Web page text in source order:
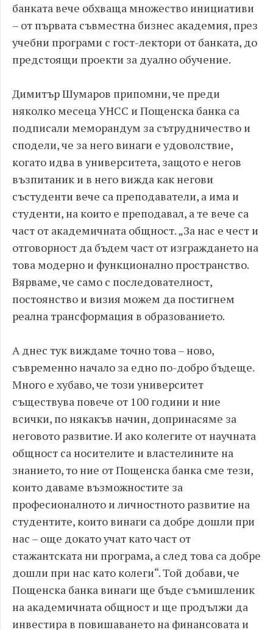
банката вече обхваща множество инициативи
– от първата съвместна бизнес академия, през
учебни програми с гост-лектори от банката, до
предстоящи проекти за дуално обучение.
Димитър Шумаров припомни, че преди
няколко месеца УНСС и Пощенска банка са
подписали меморандум за сътрудничество и
сподели, че за него винаги е удоволствие,
когато идва в университета, защото е негов
възпитаник и в него вижда как негови
състуденти вече са преподаватели, а има и
студенти, на които е преподавал, а те вече са
част от академичната общност. „За нас е чест и
отговорност да бъдем част от изграждането на
това модерно и функционално пространство.
Вярваме, че само с последователност,
постоянство и визия можем да постигнем
реална трансформация в образованието.
А днес тук виждаме точно това – ново,
съвременно начало за едно по-добро бъдеще.
Много е хубаво, че този университет
съществува повече от 100 години и ние
всички, по някакъв начин, допринасяме за
неговото развитие. И ако колегите от научната
общност са носителите и властелините на
знанието, то ние от Пощенска банка сме тези,
които даваме възможностите за
професионалното и личностното развитие на
студентите, които винаги са добре дошли при
нас – още докато учат като част от
стажантската ни програма, а след това са добре
дошли при нас като колеги“. Той добави, че
Пощенска банка винаги ще бъде съмишленик
на академичната общност и ще продължи да
инвестира в повишаването на финансовата и